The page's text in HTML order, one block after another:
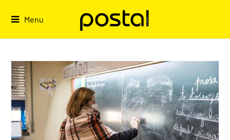
Menu